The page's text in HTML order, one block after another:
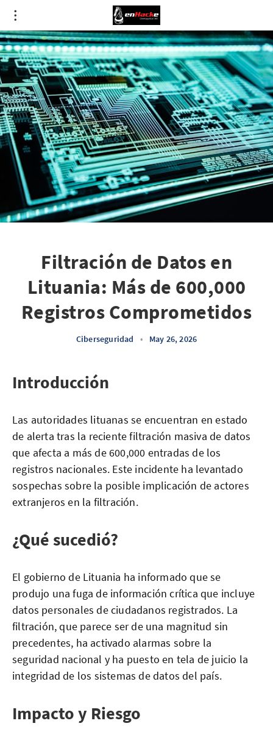
Filtración de Datos en
Lituania: Más de 600,000
Registros Comprometidos
Ciberseguridad • May 26, 2026
Introducción
Las autoridades lituanas se encuentran en estado
de alerta tras la reciente filtración masiva de datos
que afecta a más de 600,000 entradas de los
registros nacionales. Este incidente ha levantado
sospechas sobre la posible implicación de actores
extranjeros en la filtración.
¿Qué sucedió?
El gobierno de Lituania ha informado que se
produjo una fuga de información crítica que incluye
datos personales de ciudadanos registrados. La
filtración, que parece ser de una magnitud sin
precedentes, ha activado alarmas sobre la
seguridad nacional y ha puesto en tela de juicio la
integridad de los sistemas de datos del país.
Impacto y Riesgo